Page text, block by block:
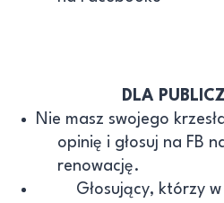
DLA
Nie masz swojego
opinię i głosuj na FB
renowację.
Głosujący, którzy w